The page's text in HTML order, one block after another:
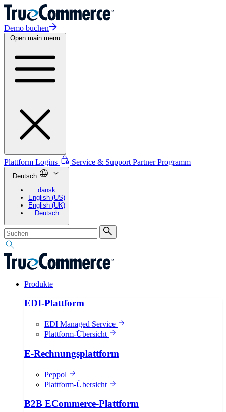
Demo buchen
Open main menu
Plattform Logins Service & Support Partner Programm
Deutsch
dansk
English (US)
English (UK)
Deutsch
Produkte
EDI-Plattform
EDI Managed Service
Plattform-Übersicht
E-Rechnungsplattform
Peppol
Plattform-Übersicht
B2B ECommerce-Plattform